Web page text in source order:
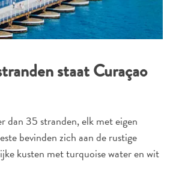
staat Curaçao
dan 35 stranden, elk met eigen
bevinden zich aan de rustige
kusten met turquoise water en wit